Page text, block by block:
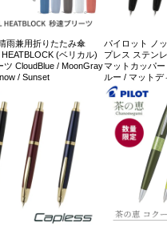
雨兼用折りたたみ傘
(ベリカル)
ツ CloudBlue / MoonGray
/ Sunset
パイロット ノ
プレス ステン
マットカッパ
ルー / マットデ